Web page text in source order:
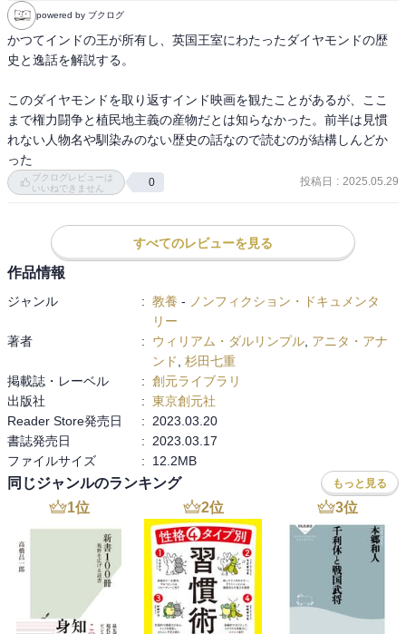
はっきりしているのは、それがインドを離れたとき。1738年のペ
ルシャ、ナーディル・シャーによるインド侵攻により、ムガール帝
国の莫大な財宝が戦利品として持ち去られたが、その中にコ・イ・
ヌールもあった。
さの中、護衛隊の大隊長だったアフガン人のアフマド・カーン・ア
ブダーリは、皇帝の正室からコ・イ・ヌールを進呈され、その足で
アフガニスタンに。一気に勢力を広げ、ドゥッラー二帝国を築く。
しかし、帝国は孫の代に崩壊。帝国東部の地を実質的に支配して
いたシク人、ランジート・シングの手にコ・イ・ヌールは渡る。
ペシャーワル、カシミールと順調に領土を拡大したランジート・
シングは、シク国家を樹立。彼は殊の外コ・イ・ヌールを珍重し
た。その彼も1839年に死去。後継者争いで、彼の死後わずか4年で3
人の王、２人の皇太子と皇太后が死亡。残されたのは５歳のドゥリ
ープ・シング。そこに起こったのが、２度にわたる東インド会社と
のシク戦争。この敗北によりパンジャブはイギリスの領土となり、
またコ・イ・ヌールもイギリス、ヴィクトリア女王に献上されるこ
ととなった。
こうして、コ・イ・ヌールは今もイギリス、ロンドン塔に飾られ
ている。
イギリスは相手にしていないが、今もインドやパキスタンからは
コ・イ・ヌールの返還要求が折に触れ出されているとのこと。
世界的に歴史的文化財の返還要求が出されているが、一つの宝石
にこんな数奇な来歴、出来事があったのかと粛然とする思いで一杯
powered by ブクログ
かつてインドの王が所有し、英国王室にわたったダイヤモンドの歴
史と逸話を解説する。
このダイヤモンドを取り返すインド映画を観たことがあるが、ここ
まで権力闘争と植民地主義の産物だとは知らなかった。前半は見慣
れない人物名や馴染みのない歴史の話なので読むのが結構しんどか
った
ブクログレビューは
いいねできません
0 投稿日 : 2025.05.29
すべてのレビューを見る
作品情報
ジャンル : 教養 - ノンフィクション・ドキュメンタ
リー
著者
: ウィリアム・ダルリンプル アニタ・アナ
ンド
杉田七重
掲載誌・レーベル
: 創元ライブラリ
出版社
: 東京創元社
Reader Store発売日
:
2023.03.20
書誌発売日
:
2023.03.17
ファイルサイズ
: 12.2MB
同じジャンルのランキング もっと見る
1位 2位 3位